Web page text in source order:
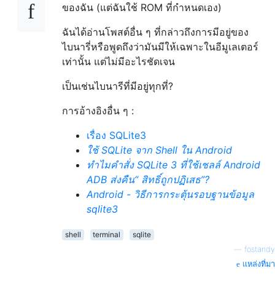
ของฉัน (แต่ฉันใช้ ROM ที่กำหนดเอง)
ฉันได้อ่านโพสต์อื่น ๆ ที่กล่าวถึงการมีอยู่ของ
ไบนารี่หรือพูดถึงว่ามันมีให้เฉพาะในอีมูเลเตอร์
เท่านั้น แต่ไม่มีอะไรชัดเจน
เป็นเช่นไบนารีที่มีอยู่ทุกที่?
การอ้างอิงอื่น ๆ :
เรื่อง SQLite3
ใช้ SQLite จาก Shell ใน Android
ทำไมคำสั่ง SQLite 3 ที่ใช้เชลล์ Android
ADB ส่งคืน“ สิทธิ์ถูกปฏิเสธ”?
Android - วิธีการกระตุ้นรอบฐานข้อมูล
sqlite3
shell terminal
sqlite
fostandy
แหล่งที่มา